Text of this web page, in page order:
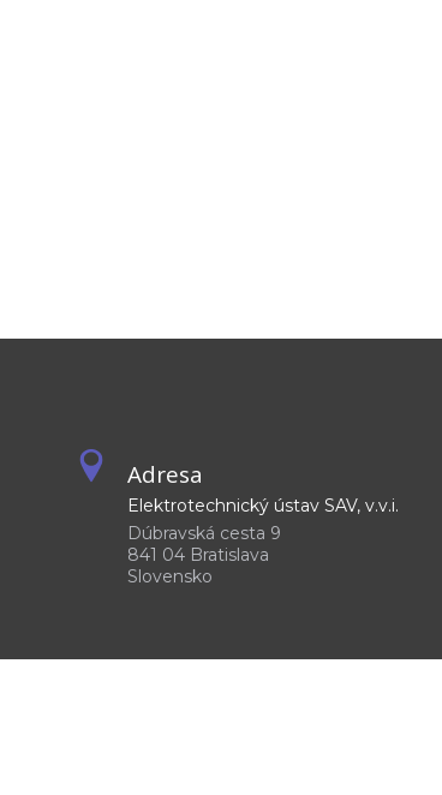
Adresa
Elektrotechnický ústav SAV, v.v.i.
Dúbravská cesta 9
841 04 Bratislava
Slovensko